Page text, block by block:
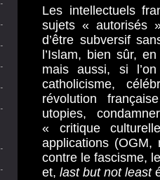
Les intellectuels
sujets « autorisés
d’être subversif
l’Islam, bien sûr,
mais aussi, si
catholicisme,
révolution
utopies,
« critique
applications
contre le fascisme,
et, last but not least